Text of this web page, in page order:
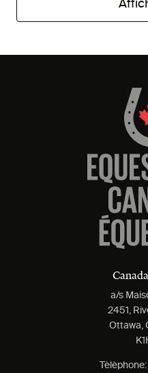
a/s
2451,
Ottawa,
Tèlèphone: